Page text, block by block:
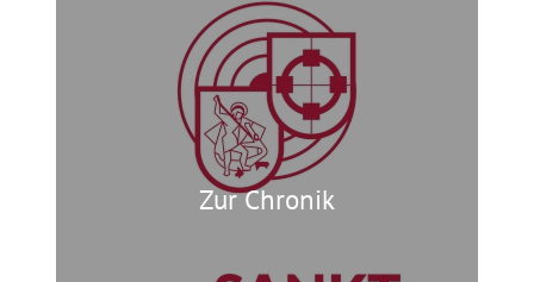
Zur Chronik